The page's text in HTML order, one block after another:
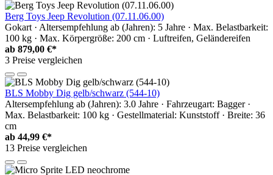
Berg Toys Jeep Revolution (07.11.06.00)
Gokart · Altersempfehlung ab (Jahren): 5 Jahre · Max. Belastbarkeit:
100 kg · Max. Körpergröße: 200 cm · Luftreifen, Geländereifen
ab 879,00 €*
3 Preise vergleichen
BLS Mobby Dig gelb/schwarz (544-10)
Altersempfehlung ab (Jahren): 3.0 Jahre · Fahrzeugart: Bagger ·
Max. Belastbarkeit: 100 kg · Gestellmaterial: Kunststoff · Breite: 36
cm
ab 44,99 €*
13 Preise vergleichen